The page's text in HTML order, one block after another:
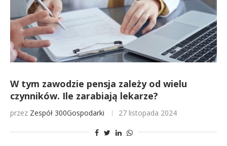
W tym zawodzie pensja zależy od wielu
czynników. Ile zarabiają lekarze?
przez Zespół 300Gospodarki 27 listopada 2024